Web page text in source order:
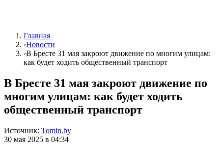
Главная
›Новости
›В Бресте 31 мая закроют движение по многим улицам:
как будет ходить общественный транспорт
В Бресте 31 мая закроют движение по
многим улицам: как будет ходить
общественный транспорт
Источник: Tomin.by
30 мая 2025 в 04:34